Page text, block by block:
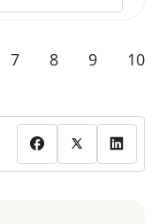
7 8 9 10